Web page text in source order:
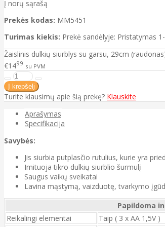
Į norų sąrašą
Prekės kodas: MM5451
Turimas kiekis: Prekė sandėlyje: Pristatymas
Žaislinis dulkių siurblys su garsu, 29cm
€1499 su PVM
Turite klausimų apie šią prekę? Klauskite
Aprašymas
Specifikacija
Savybės:
Jis siurbia putplasčio rutulius, kurie yra
Imituoja tikro dulkių siurblio šurmulį
Saugus vaikų sveikatai
Lavina mąstymą, vaizduotę, tvarkymo
Papildoma
Reikalingi elementai
Taip ( 3 x AA 1,5V )